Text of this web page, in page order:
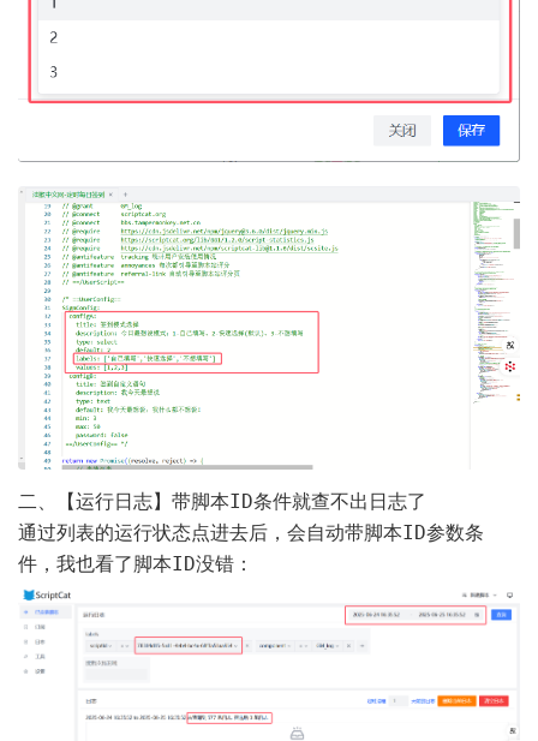
二、【运行日志】带脚本ID条件就查不出日志了
通过列表的运行状态点进去后，会自动带脚本ID参数条
件，我也看了脚本ID没错：